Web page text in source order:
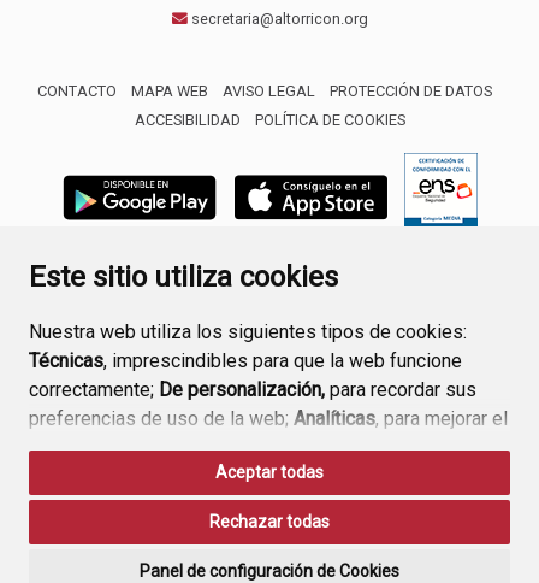
Este sitio utiliza cookies
Nuestra web utiliza los siguientes tipos de cookies:
Técnicas, imprescindibles para que la web funcione
correctamente; De personalización, para recordar sus
preferencias de uso de la web; Analíticas, para mejorar el
funcionamiento de la web y sus servicios.
Si acepta pulsando el botón“Aceptar todas”
consideramos que acepta su uso. Si pulsa el botón
Aceptar todas
Rechazar todas
Panel de configuración de Cookies
secretaria@altorricon.org
CONTACTO MAPA WEB AVISO LEGAL
PROTECCIÓN DE DATOS
ACCESIBILIDAD
POLÍTICA DE COOKIES